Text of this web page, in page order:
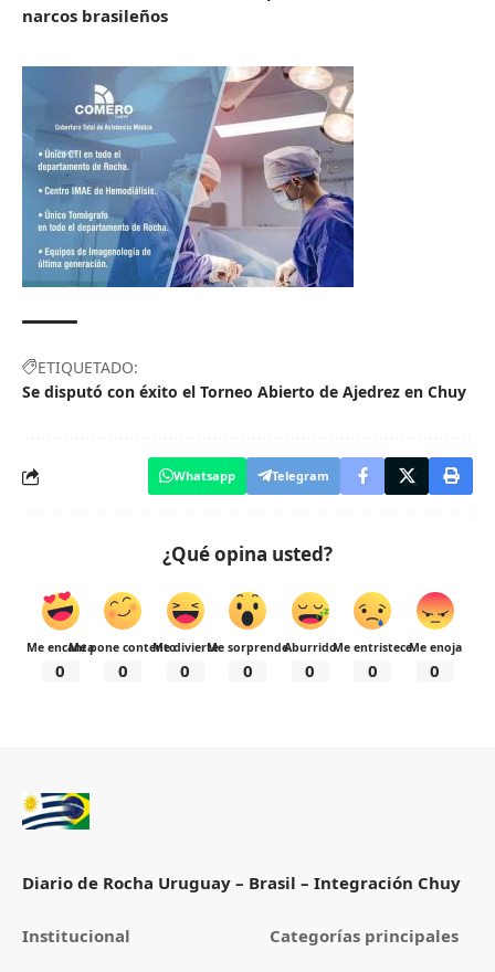
narcos brasileños
ETIQUETADO:
Se disputó con éxito el Torneo Abierto de Ajedrez en Chuy
Whatsapp Telegram
¿Qué opina usted?
Me encanta
0
Me pone contento
0
Me divierte
0
Me sorprende
0
Aburrido
0
Me entristece
0
Me enoja
0
Diario de Rocha Uruguay – Brasil – Integración Chuy
Institucional Categorías principales